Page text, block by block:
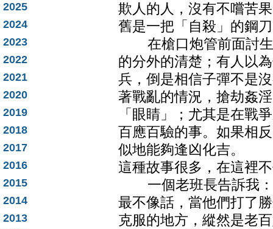
2025
2024
2023
2022
2021
2020
2019
2018
2017
2016
2015
2014
2013
欺人的人，沒有不嚐苦
舊是一把「自殺」的鋼
在槍口炮管前面討生
的分外的清楚；有人以
兵，倒是相信子彈不是
著戰亂的情況，搶劫姦
「眼睛」；尤其是在戰
百應百驗的事。如果相
似地能夠逢凶化吉。
這種故事很多，在這裡
一個老班長告訴我：
最不像話，當他們打了
克服的地方，縱然是老